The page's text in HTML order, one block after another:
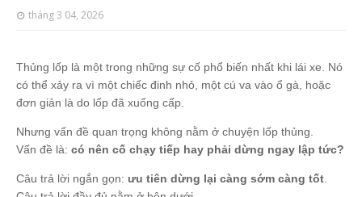
tháng 3 04, 2026
Thủng lốp là một trong những sự cố phổ biến nhất khi lái xe. Nó
có thể xảy ra vì một chiếc đinh nhỏ, một cú va vào ổ gà, hoặc
đơn giản là do lốp đã xuống cấp.
Nhưng vấn đề quan trọng không nằm ở chuyện lốp thủng.
Vấn đề là: có nên cố chạy tiếp hay phải dừng ngay lập tức?
Câu trả lời ngắn gọn: ưu tiên dừng lại càng sớm càng tốt